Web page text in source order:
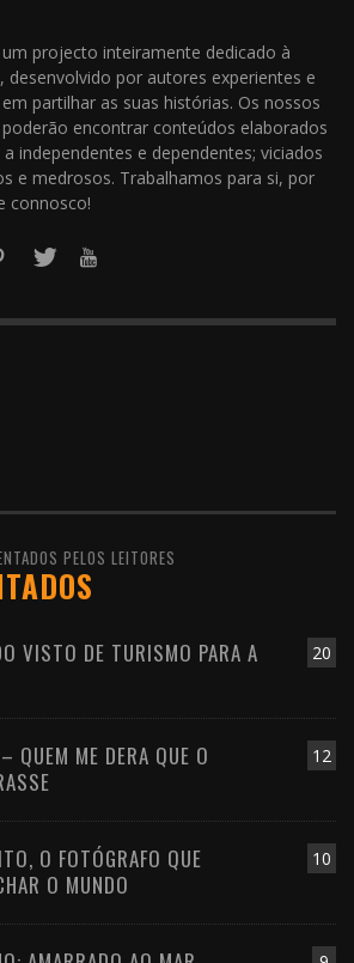
projecto inteiramente dedicado à
desenvolvido por autores experientes e
partilhar as suas histórias. Os nossos
encontrar conteúdos elaborados
independentes e dependentes; viciados
e medrosos. Trabalhamos para si, por
connosco!
PELOS LEITORES
20
VISTO DE TURISMO PARA A
12
QUEM ME DERA QUE O
10
O FOTÓGRAFO QUE
O MUNDO